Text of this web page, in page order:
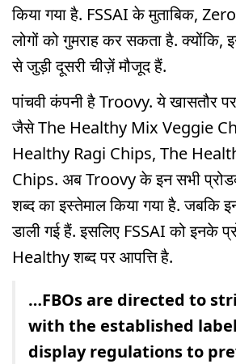
किया गया है. FSSAI के मुताबिक,
लोगों को गुमराह कर सकता है. क्योंकि,
से जुड़ी दूसरी चीज़ें मौजूद हैं.
पांचवी कंपनी है Troovy. ये खासतौर
जैसे The Healthy Mix Veggie
Healthy Ragi Chips, The
Chips. अब Troovy के इन सभी
शब्द का इस्तेमाल किया गया है. जबकि
डाली गई हैं. इसलिए FSSAI को इनके
Healthy शब्द पर आपत्ति है.
…FBOs are directed to
with the established
display regulations to